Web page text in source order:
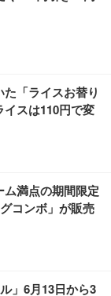
「ライスお替り
スは110円で変
満点の期間限定
コンボ」が販売
」6月13日から3